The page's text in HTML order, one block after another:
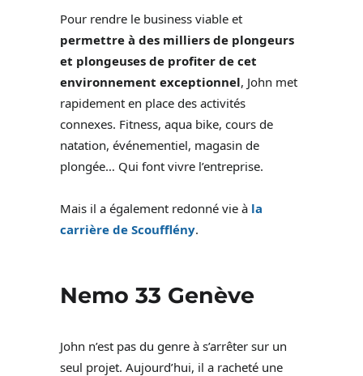
Pour rendre le business viable et
permettre à des milliers de plongeurs
et plongeuses de profiter de cet
environnement exceptionnel, John met
rapidement en place des activités
connexes. Fitness, aqua bike, cours de
natation, événementiel, magasin de
plongée… Qui font vivre l’entreprise.
Mais il a également redonné vie à la
carrière de Scoufflény.
Nemo 33 Genève
John n’est pas du genre à s’arrêter sur un
seul projet. Aujourd’hui, il a racheté une